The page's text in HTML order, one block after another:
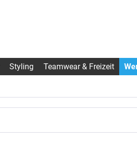
Styling Teamwear & Freizeit